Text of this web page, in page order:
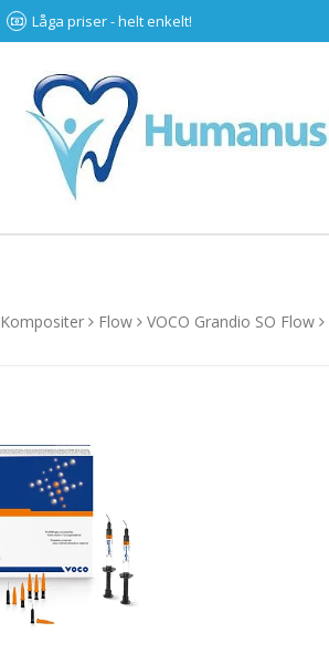
Låga priser - helt enkelt!
Kompositer Flow VOCO Grandio SO Flow